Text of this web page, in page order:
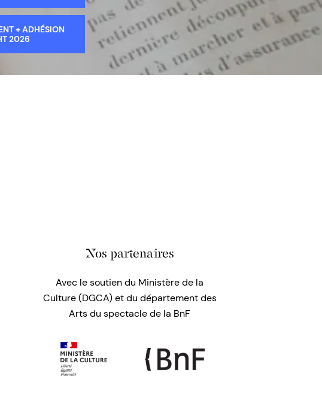
+ ADHÉSION
2026
Nos partenaires
Avec le soutien du Ministère de la
Culture (DGCA) et du département des
Arts du spectacle de la BnF